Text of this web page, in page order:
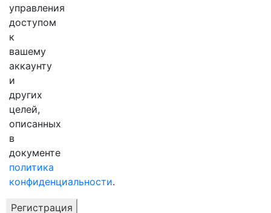
управления
доступом
к
вашему
аккаунту
и
других
целей,
описанных
в
документе
политика
конфиденциальности.
Регистрация